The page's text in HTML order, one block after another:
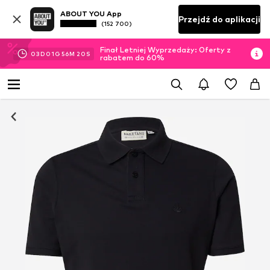
ABOUT YOU App
(152 700) Przejdź do aplikacji
03D 01 G 56M 19 S
Finał Letniej Wyprzedaży: Oferty z
rabatem do 60%